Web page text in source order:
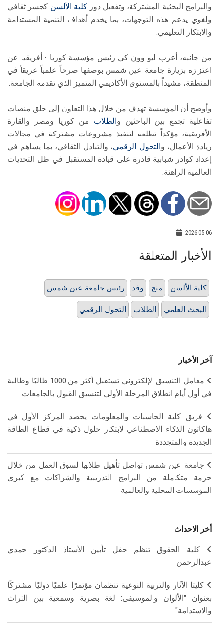
والبرامج البحثية المشتركة، وتفعيل دور كلية الألسن كجسر ثقافي
ولغوي يدعم هذه التوجهات، بما يخدم أهداف التنمية المستدامة
والابتكار التعليمي.
من جانبه، أعرب ليو وون كي رئيس مؤسسة كوريا - أفريقيا عن
اعتزازه بزيارة جامعة عين شمس بوصفها صرحاً علمياً عريقاً في
المنطقة، مشيداً بالمستوى الأكاديمي المتميز الذي تقدمه الجامعة.
وأوضح أن المؤسسة تهدف من خلال هذا التعاون إلى خلق منصات
تفاعلية تجمع بين الباحثين و الطلاب من كوريا ومصر والقارة
الأفريقية، مؤكداً تطلعه لتنفيذ مشروعات مشتركة في مجالات
ريادة الأعمال، و التحول الرقمي، والتبادل الثقافي، بما يساهم في
إعداد كوادر شبابية قادرة على قيادة المستقبل في ظل التحديات
العالمية الراهنة.
2026-05-06
الأخبار المتعلقة
رئيس جامعة عين شمس وفد منح كلية الألسن
التحول الرقمي الطلاب البحث العلمي
آخر الأخبار
معامل التنسيق الإلكتروني تستقبل أكثر من 1000 طالبًا وطالبة
في أول أيام انطلاق المرحلة الأولى لتنسيق القبول بالجامعات
فريق كلية الحاسبات والمعلومات يحصد المركز الأول في
هاكاثون الذكاء الاصطناعي لابتكار حلول ذكية في قطاع الطاقة
الجديدة والمتجددة
جامعة عين شمس تواصل تأهيل طلابها لسوق العمل من خلال
حزمة متكاملة من البرامج التدريبية والشراكات مع كبرى
المؤسسات المحلية والعالمية
أخر الاحداث
كلية الحقوق تنظم حفل تأبين الأستاذ الدكتور حمدي
عبدالرحمن
كليتا الآثار والتربية النوعية تنظمان مؤتمرًا علميًا دوليًا مشتركًا
بعنوان "الألوان والموسيقى: لغة بصرية وسمعية بين التراث
والاستدامة"